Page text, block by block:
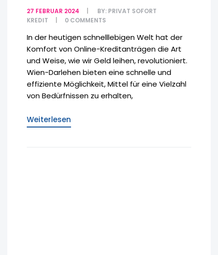
27 FEBRUAR 2024 BY: PRIVAT SOFORT
KREDIT
0 COMMENTS
In der heutigen schnelllebigen Welt hat der
Komfort von Online-Kreditanträgen die Art
und Weise, wie wir Geld leihen, revolutioniert.
Wien-Darlehen bieten eine schnelle und
effiziente Möglichkeit, Mittel für eine Vielzahl
von Bedürfnissen zu erhalten,
Weiterlesen